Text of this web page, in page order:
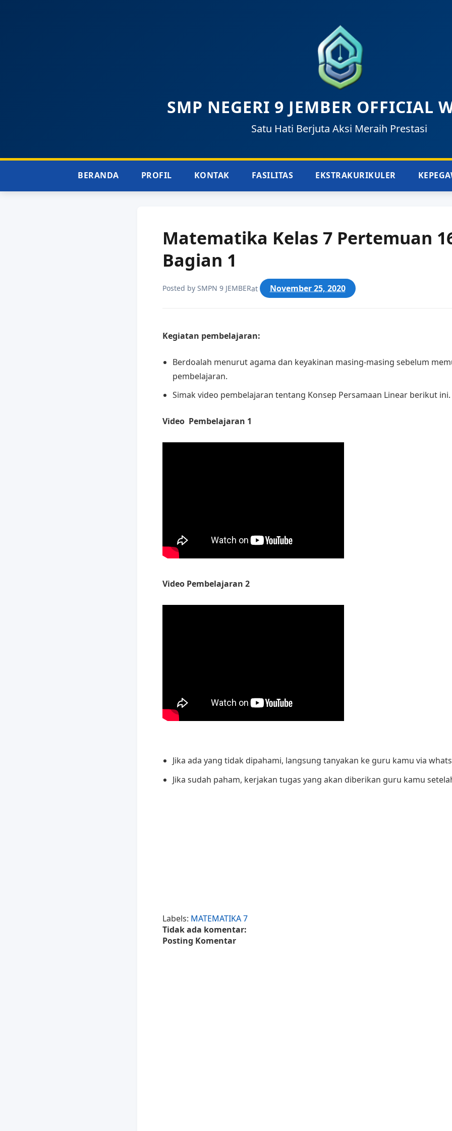
SMP NEGERI 9 JEMBER OFFICIAL
Satu Hati Berjuta Aksi Meraih Prestasi
BERANDA PROFIL KONTAK FASILITAS EKSTRAKURIKULER
Matematika Kelas 7 Pertemuan
Bagian 1
Kegiatan pembelajaran:
Berdoalah menurut agama dan keyakinan masing-masing sebelum
pembelajaran.
Simak video pembelajaran tentang Konsep Persamaan Linear berikut ini.
Video Pembelajaran 1
Video Pembelajaran 2
Jika ada yang tidak dipahami, langsung tanyakan ke guru kamu via
Jika sudah paham, kerjakan tugas yang akan diberikan guru kamu
Posted by SMPN 9 JEMBERat November 25, 2020
Labels: MATEMATIKA 7
Tidak ada komentar:
Posting Komentar